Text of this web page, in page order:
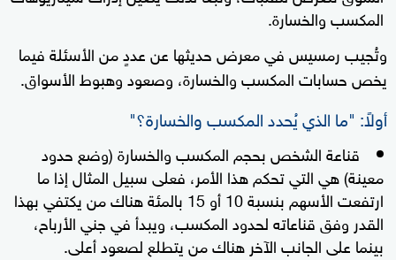
المكسب والخسارة.
وتُجيب رمسيس في معرض حديثها عن عددٍ من الأسئلة فيما
يخص حسابات المكسب والخسارة، وصعود وهبوط الأسواق.
أولاً: "ما الذي يُحدد المكسب والخسارة؟"
قناعة الشخص بحجم المكسب والخسارة (وضع حدود
معينة) هي التي تحكم هذا الأمر، فعلى سبيل المثال إذا ما
ارتفعت الأسهم بنسبة 10 أو 15 بالمئة هناك من يكتفي بهذا
القدر وفق قناعاته لحدود المكسب، ويبدأ في جني الأرباح،
بينما على الجانب الآخر هناك من يتطلع لصعود أعلى.